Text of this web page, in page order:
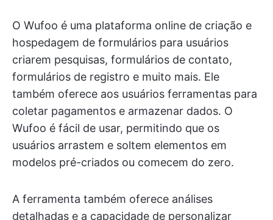
O Wufoo é uma plataforma online de criação e
hospedagem de formulários para usuários
criarem pesquisas, formulários de contato,
formulários de registro e muito mais. Ele
também oferece aos usuários ferramentas para
coletar pagamentos e armazenar dados. O
Wufoo é fácil de usar, permitindo que os
usuários arrastem e soltem elementos em
modelos pré-criados ou comecem do zero.
A ferramenta também oferece análises
detalhadas e a capacidade de personalizar